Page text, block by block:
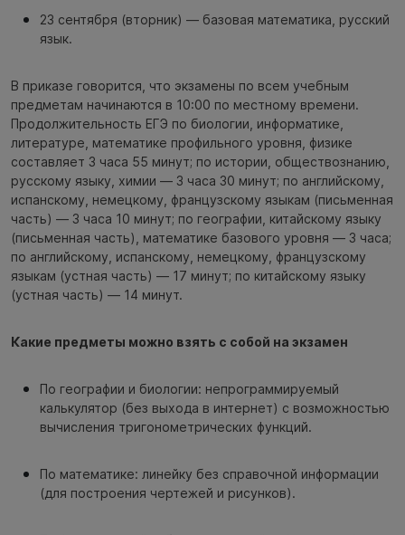
23 сентября (вторник) — базовая математика, русский
язык.
В приказе говорится, что экзамены по всем учебным
предметам начинаются в 10:00 по местному времени.
Продолжительность ЕГЭ по биологии, информатике,
литературе, математике профильного уровня, физике
составляет 3 часа 55 минут; ‎по истории, обществознанию,
русскому языку, химии — 3 часа 30 минут; по английскому,
испанскому, немецкому, французскому языкам (письменная
часть) — 3 часа 10 минут; по географии, китайскому языку
(письменная часть), математике базового уровня — 3 часа;
по английскому, испанскому, немецкому, французскому
языкам (устная часть) — 17 минут; по китайскому языку
(устная часть) — 14 минут.
Какие предметы можно взять с собой на экзамен
По географии и биологии: непрограммируемый
калькулятор (без выхода в интернет) с возможностью
вычисления тригонометрических функций.
По математике: линейку без справочной информации
(для построения чертежей и рисунков).